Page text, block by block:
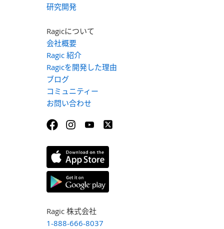
研究開発
Ragicについて
会社概要
Ragic 紹介
Ragicを開発した理由
ブログ
コミュニティー
お問い合わせ
Ragic 株式会社
1-888-666-8037